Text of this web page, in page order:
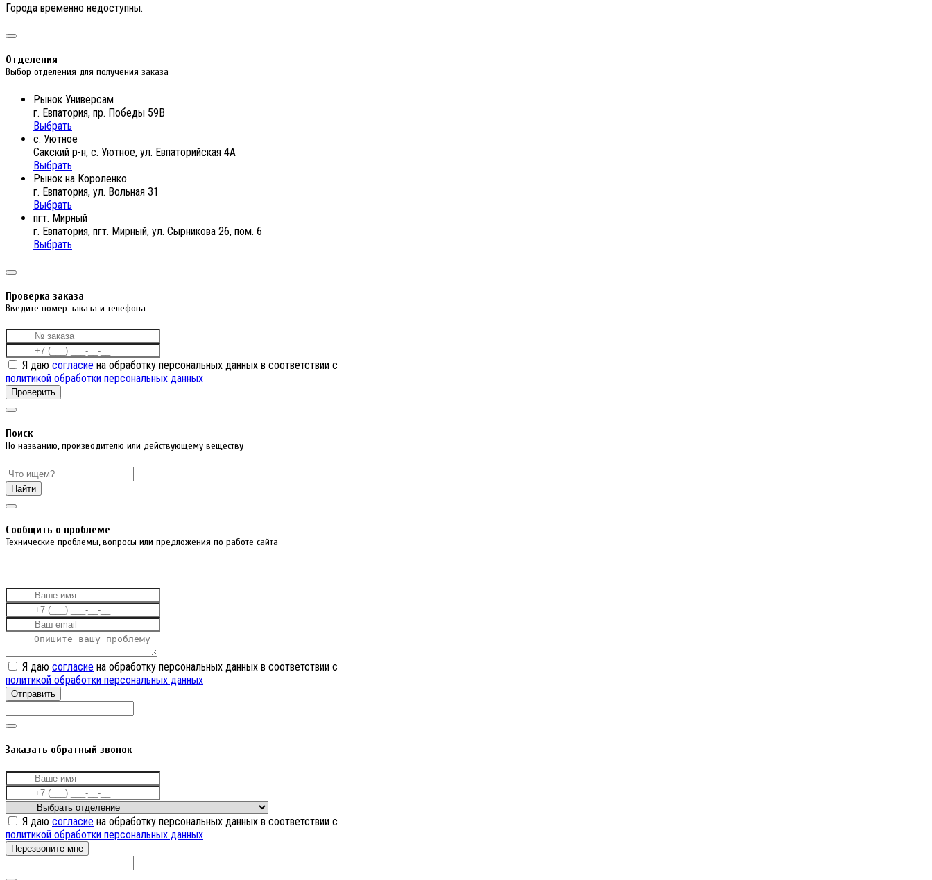
Города временно недоступны.
Отделения
Выбор отделения для получения заказа
Рынок Универсам
г. Евпатория, пр. Победы 59В
Выбрать
с. Уютное
Сакский р-н, с. Уютное, ул. Евпаторийская 4А
Выбрать
Рынок на Короленко
г. Евпатория, ул. Вольная 31
Выбрать
пгт. Мирный
г. Евпатория, пгт. Мирный, ул. Сырникова 26, пом. 6
Выбрать
Проверка заказа
Введите номер заказа и телефона
Я даю согласие на обработку персональных данных в соответствии с
политикой обработки персональных данных
Проверить
Поиск
По названию, производителю или действующему веществу
Найти
Cообщить о проблеме
Технические проблемы, вопросы или предложения по работе сайта
Я даю согласие на обработку персональных данных в соответствии с
политикой обработки персональных данных
Отправить
Заказать обратный звонок
Я даю согласие на обработку персональных данных в соответствии с
политикой обработки персональных данных
Перезвоните мне